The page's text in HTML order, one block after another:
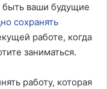
быть ваши будущие
сохранять
работе, когда
заниматься.
работу, которая